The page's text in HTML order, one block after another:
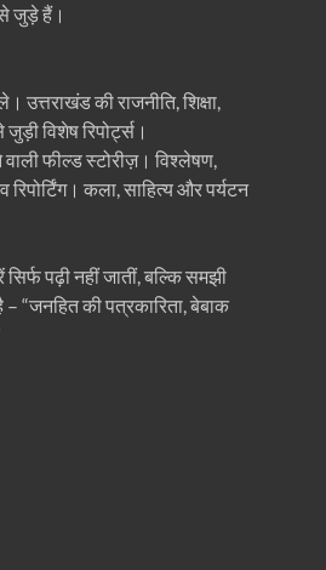
जुड़े हैं।
की राजनीति, शिक्षा,
विशेष रिपोर्ट्स।
फील्ड स्टोरीज़। विश्लेषण,
कला, साहित्य और पर्यटन
पढ़ी नहीं जातीं, बल्कि समझी
– “जनहित की पत्रकारिता, बेबाक